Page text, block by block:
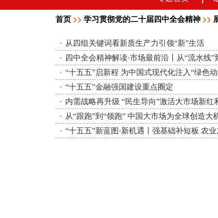
首页 >> 学习贯彻党的二十届四中全会精神 >>
从四组关键词看新质生产力引领“新”生活
四中全会精神解读·市场最前沿丨从“流水线
“十五五”启新程 为中国式现代化注入“绿色
“十五五”金融强国建设重点圈定
内需战略再升级 “民生导向”激活大市场新红
从“跟跑”到“领跑” 中国大市场为全球创造大
“十五五”新蓝图·新机遇丨强基础补短板 农